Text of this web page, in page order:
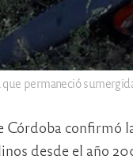
que permaneció
confirmó
desde el año